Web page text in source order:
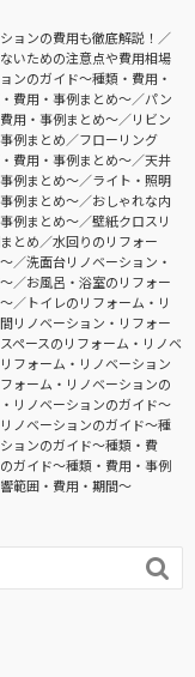
ョンの費用も徹底解説！
いための注意点や費用相場
ンのガイド〜種類・費用・
費用・事例まとめ〜
パン
用・事例まとめ〜
リビン
例まとめ
フローリング
費用・事例まとめ〜
天井
例まとめ〜
ライト・照明
例まとめ〜
おしゃれな内
例まとめ〜
壁紙クロスリ
とめ
水回りのリフォー
洗面台リノベーション・
お風呂・浴室のリフォー
トイレのリフォーム・リ
リノベーション・リフォー
ペースのリフォーム・リノベ
フォーム・リノベーション
ォーム・リノベーションの
リノベーションのガイド〜
ノベーションのガイド〜種
ョンのガイド〜種類・費
ガイド〜種類・費用・事例
範囲・費用・期間～
